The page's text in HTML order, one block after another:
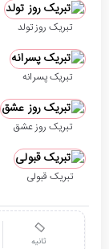
ثانیه
تبریک روز تولد
تبریک پسرانه
تبریک روز عشق
تبریک قبولی